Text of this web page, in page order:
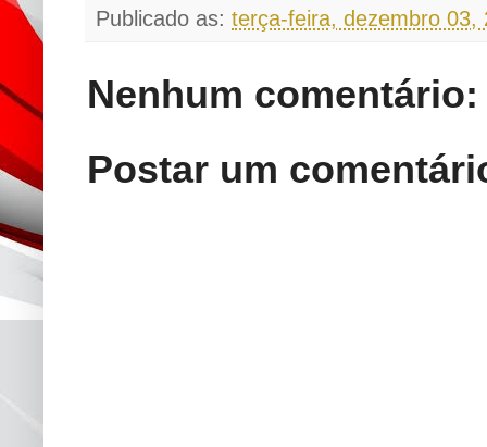
Publicado as: terça-feira, dezembro 03,
Nenhum comentário:
Postar um